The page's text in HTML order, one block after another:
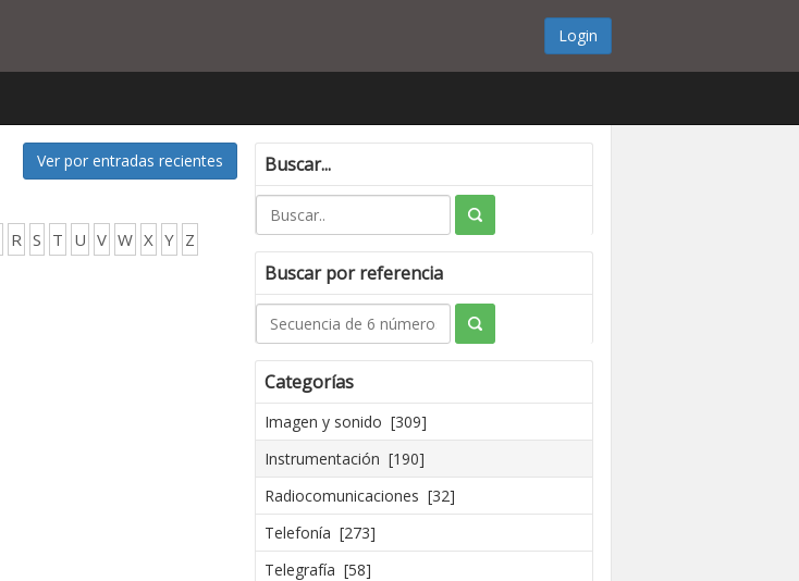
Login
Ver por entradas recientes
R S T U V W X Y Z
Buscar...
Buscar por referencia
Categorías
Imagen y sonido [309]
Instrumentación [190]
Radiocomunicaciones [32]
Telefonía [273]
Telegrafía [58]